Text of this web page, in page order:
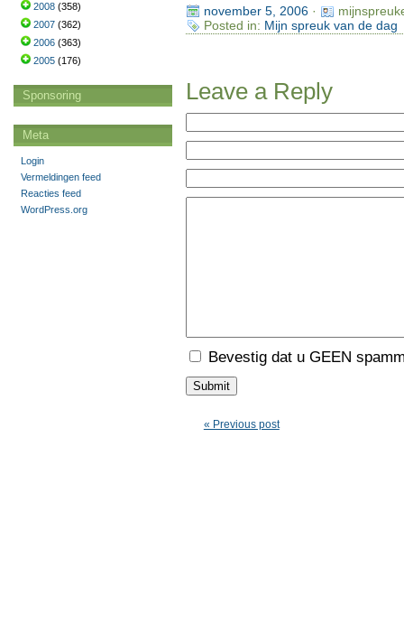
november 5, 2006·
Posted in: Mijn spreuk van de dag
Leave a Reply
Bevestig dat u GEEN
« Previous post
2008 (358)
2007 (362)
2006 (363)
2005 (176)
Sponsoring
Meta
Login
Vermeldingen feed
Reacties feed
WordPress.org